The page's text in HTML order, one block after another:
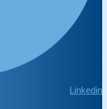
Linkedin